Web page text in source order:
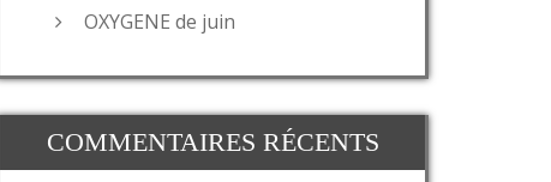
OXYGENE de juin
COMMENTAIRES RÉCENTS